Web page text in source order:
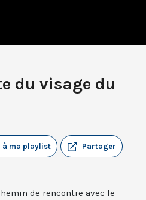
du visage du
Partager
à ma playlist
de rencontre avec le